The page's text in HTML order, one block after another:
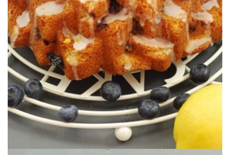
BLUEBERRY & LEMON BUNDTCAKE
(BUNDTCAKE DE ARÁNDANOS Y
LIMÓN)